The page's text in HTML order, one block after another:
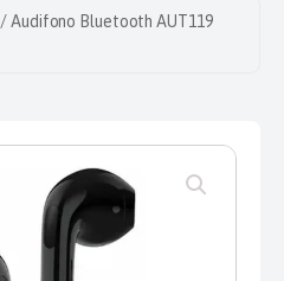
/ Audifono Bluetooth AUT119